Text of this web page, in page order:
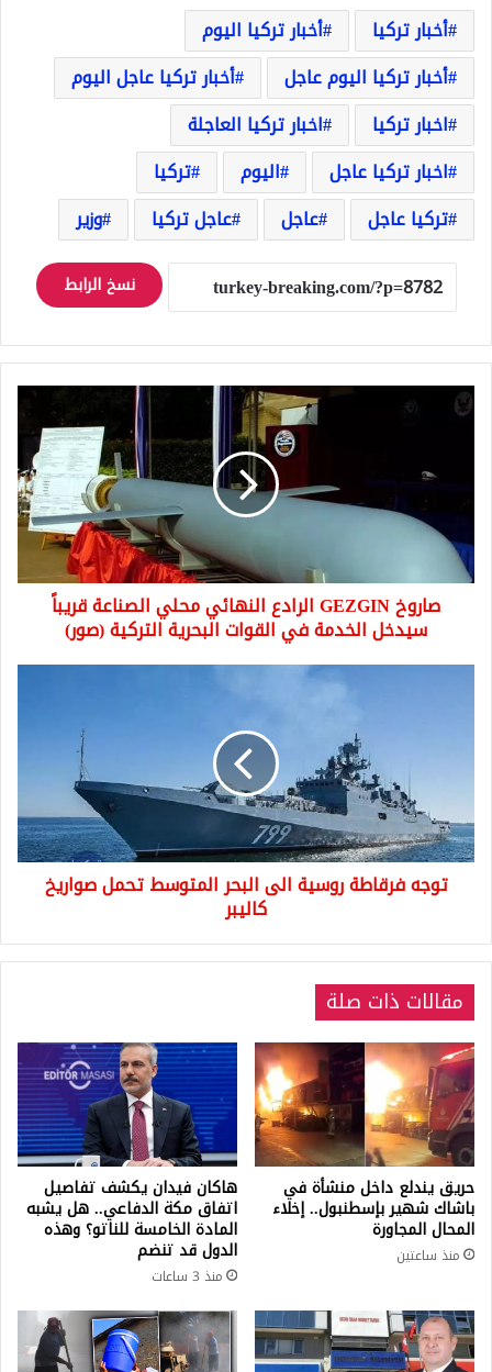
أخبار تركيا
أخبار تركيا اليوم
أخبار تركيا اليوم عاجل
أخبار تركيا عاجل اليوم
اخبار تركيا
اخبار تركيا العاجلة
اخبار تركيا عاجل
اليوم
تركيا
تركيا عاجل
عاجل عاجل تركيا وزير
نسخ الرابط
صاروخ
GEZGIN
النهائي
الصناعة
قريباً
سيدخل
الخدمة
التركية
صاروخ GEZGIN الرادع النهائي محلي الصناعة قريباً
سيدخل الخدمة في القوات البحرية التركية (صور)
صواريخ
كاليبر
توجه فرقاطة روسية الى البحر المتوسط تحمل صواريخ
كاليبر
مقالات ذات صلة
حريق يندلع داخل منشأة في
باشاك شهير بإسطنبول.. إخلاء
المحال المجاورة
منذ ساعتين
هاكان فيدان يكشف تفاصيل
اتفاق مكة الدفاعي.. هل يشبه
المادة الخامسة للناتو؟ وهذه
الدول قد تنضم
منذ 3 ساعات